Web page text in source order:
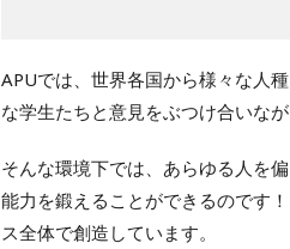
APUでは、世界各国から様々な人
な学生たちと意見をぶつけ合いな
そんな環境下では、あらゆる人を
能力を鍛えることができるのです
ス全体で創造しています。